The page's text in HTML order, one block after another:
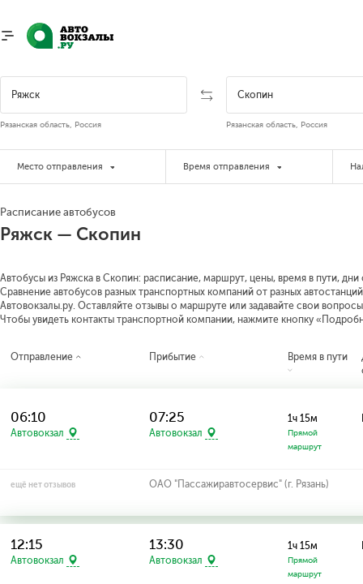
Рязанская область, Россия Рязанская область, Россия
Место отправления Время отправления
Расписание автобусов
Ряжск — Скопин
Автобусы из Ряжска в Скопин: расписание, маршрут, цены, время в пути,
Сравнение автобусов разных транспортных компаний от разных
Автовокзалы.ру. Оставляйте отзывы о маршруте или задавайте свои
Чтобы увидеть контакты транспортной компании, нажмите кнопку
Отправление Прибытие Время в пути
06:10
Автовокзал
07:25
Автовокзал
1ч 15м
Прямой
маршрут
ещё нет отзывов ОАО "Пассажиравтосервис" (г. Рязань)
12:15
Автовокзал
13:30
Автовокзал
1ч 15м
Прямой
маршрут